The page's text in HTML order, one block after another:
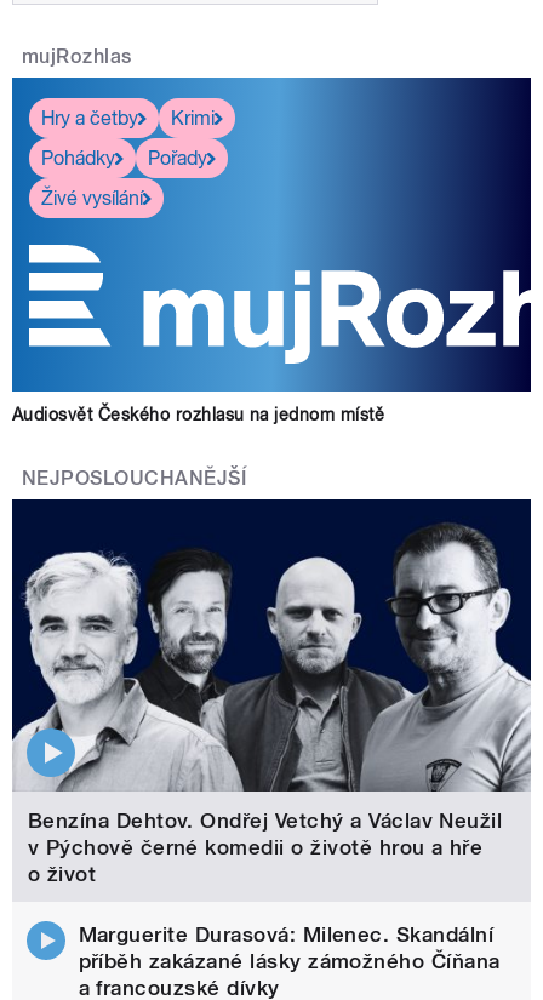
mujRozhlas
Hry a četby
Krimi
Pohádky
Pořady
Živé vysílání
Audiosvět Českého rozhlasu na jednom místě
NEJPOSLOUCHANĚJŠÍ
Benzína Dehtov. Ondřej Vetchý a Václav Neužil
v Pýchově černé komedii o životě hrou a hře
o život
Marguerite Durasová: Milenec. Skandální
příběh zakázané lásky zámožného Číňana
a francouzské dívky